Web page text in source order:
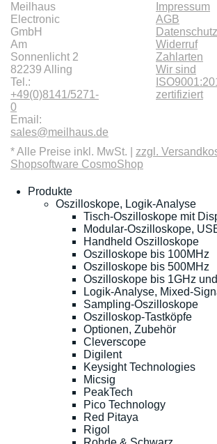
Meilhaus
Electronic
GmbH
Am
Sonnenlicht 2
82239 Alling
Tel.:
+49(0)8141/5271-
0
Email:
sales@meilhaus.de
Impressum
AGB
Datenschutz
Widerruf
Zahlarten
Wir sind
zertifiziert
* Alle Preise inkl. MwSt. | zzgl.
Shopsoftware CosmoShop
Produkte
Oszilloskope, Logik-Analyse
Tisch-Oszilloskope mit
Modular-Oszilloskope,
Handheld Oszilloskope
Oszilloskope bis 100MHz
Oszilloskope bis 500MHz
Oszilloskope bis 1GHz
Logik-Analyse, Mixed-
Sampling-Oszilloskope
Oszilloskop-Tastköpfe
Optionen, Zubehör
Cleverscope
Digilent
Keysight Technologies
Micsig
PeakTech
Pico Technology
Red Pitaya
Rigol